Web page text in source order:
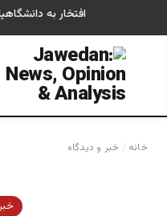
افتخار به
جستجو برای
خانه / خبر و دیدگاه